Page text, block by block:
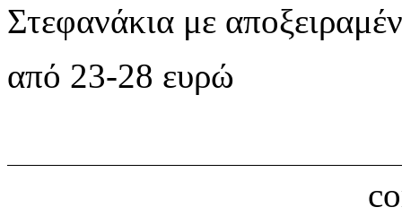
Στεφανάκια με
από 23-28 ευρώ